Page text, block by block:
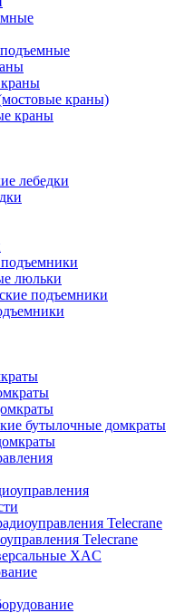
краны)
краны
лебедки
люльки
подъемники
бутылочные домкраты
Telecrane
Telecrane
XAC